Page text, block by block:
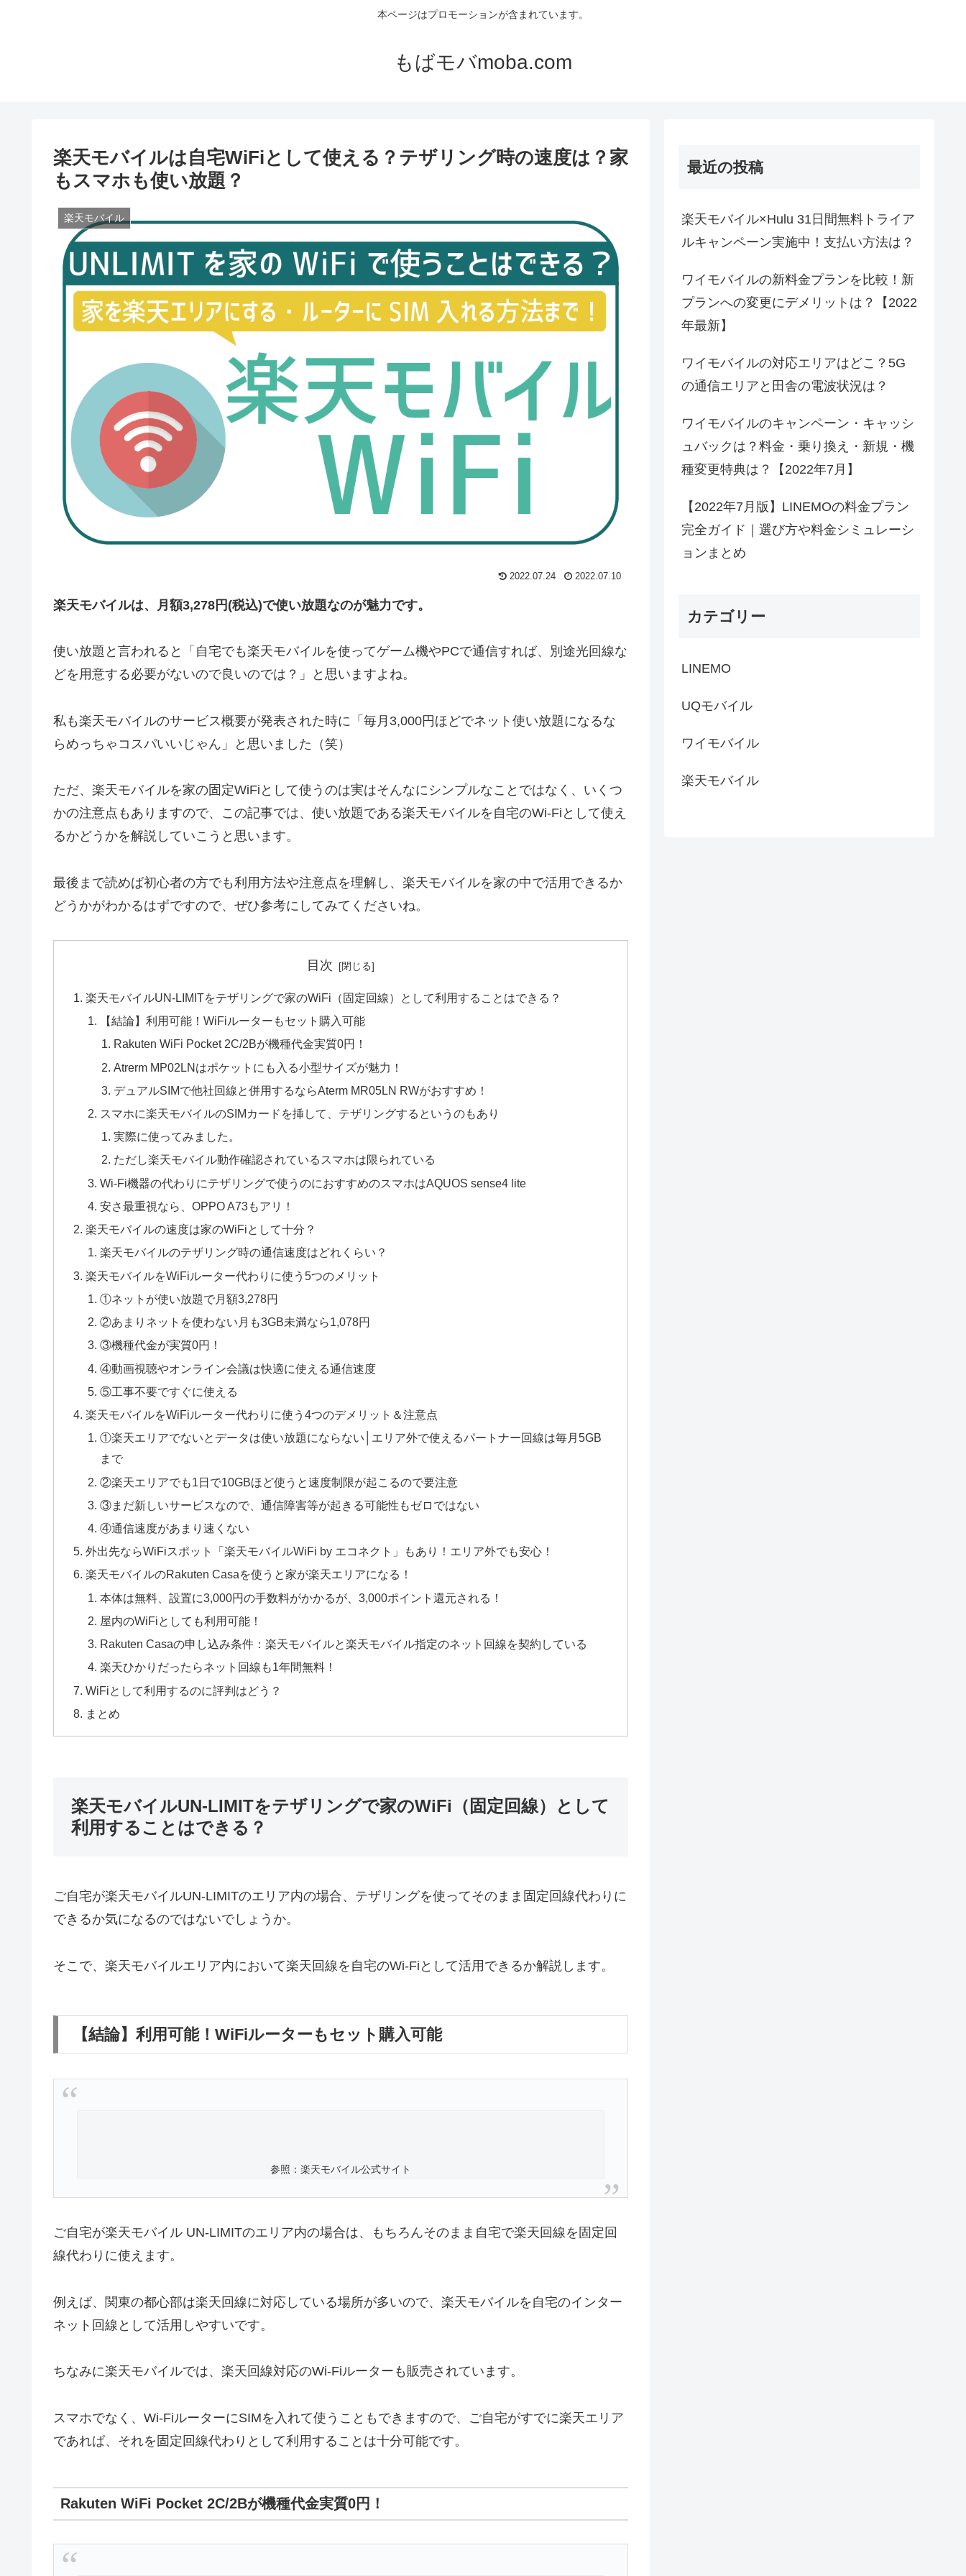
本ページはプロモーションが含まれています。
もばモバmoba.com
楽天モバイルは自宅WiFiとして使える？テザリング時の速度は？家
もスマホも使い放題？
楽天モバイル
2022.07.24 2022.07.10
楽天モバイルは、月額3,278円(税込)で使い放題なのが魅力です。
使い放題と言われると
「自宅でも楽天モバイルを使ってゲーム機やPCで通信すれば、別途光回線な
どを用意する必要がないので良いのでは？」
と思いますよね。
私も楽天モバイルのサービス概要が発表された時に「毎月3,000円ほどでネット使い放題になるな
らめっちゃコスパいいじゃん」と思いました（笑）
ただ、楽天モバイルを家の固定WiFiとして使うのは実はそんなにシンプルなことではなく、いくつ
かの注意点もありますので、この記事では、 使い放題である楽天モバイルを自宅のWi-Fiとして使え
るかどうかを解説していこうと思います。
最後まで読めば初心者の方でも利用方法や注意点を理解し、楽天モバイルを家の中で活用できるか
どうかがわかるはずですので、ぜひ参考にしてみてくださいね。
目次
楽天モバイルUN-LIMITをテザリングで家のWiFi（固定回線）として利用することはできる？
【結論】利用可能！WiFiルーターもセット購入可能
Rakuten WiFi Pocket 2C/2Bが機種代金実質0円！
Atrerm MP02LNはポケットにも入る小型サイズが魅力！
デュアルSIMで他社回線と併用するならAterm MR05LN RWがおすすめ！
スマホに楽天モバイルのSIMカードを挿して、テザリングするというのもあり
実際に使ってみました。
ただし楽天モバイル動作確認されているスマホは限られている
Wi-Fi機器の代わりにテザリングで使うのにおすすめのスマホはAQUOS sense4 lite
安さ最重視なら、OPPO A73もアリ！
楽天モバイルの速度は家のWiFiとして十分？
楽天モバイルのテザリング時の通信速度はどれくらい？
楽天モバイルをWiFiルーター代わりに使う5つのメリット
①ネットが使い放題で月額3,278円
②あまりネットを使わない月も3GB未満なら1,078円
③機種代金が実質0円！
④動画視聴やオンライン会議は快適に使える通信速度
⑤工事不要ですぐに使える
楽天モバイルをWiFiルーター代わりに使う4つのデメリット＆注意点
①楽天エリアでないとデータは使い放題にならない│エリア外で使えるパートナー回線は毎月5GB
まで
②楽天エリアでも1日で10GBほど使うと速度制限が起こるので要注意
③まだ新しいサービスなので、通信障害等が起きる可能性もゼロではない
④通信速度があまり速くない
外出先ならWiFiスポット「楽天モバイルWiFi by エコネクト」もあり！エリア外でも安心！
楽天モバイルのRakuten Casaを使うと家が楽天エリアになる！
本体は無料、設置に3,000円の手数料がかかるが、3,000ポイント還元される！
屋内のWiFiとしても利用可能！
Rakuten Casaの申し込み条件：楽天モバイルと楽天モバイル指定のネット回線を契約している
楽天ひかりだったらネット回線も1年間無料！
WiFiとして利用するのに評判はどう？
まとめ
楽天モバイルUN-LIMITをテザリングで家のWiFi（固定回線）として
利用することはできる？
ご自宅が楽天モバイルUN-LIMITのエリア内の場合、テザリングを使ってそのまま固定回線代わりに
できるか気になるのではないでしょうか。
そこで、 楽天モバイルエリア内において楽天回線を自宅のWi-Fiとして活用できるか解説します。
【結論】利用可能！WiFiルーターもセット購入可能
参照：楽天モバイル公式サイト
ご自宅が楽天モバイル UN-LIMITのエリア内の場合は、もちろんそのまま自宅で楽天回線を固定回
線代わりに使えます。
例えば、関東の都心部は楽天回線に対応している場所が多いので、楽天モバイルを自宅のインター
ネット回線として活用しやすいです。
ちなみに楽天モバイルでは、楽天回線対応のWi-Fiルーターも販売されています。
スマホでなく、Wi-FiルーターにSIMを入れて使うこともできますので、ご自宅がすでに楽天エリア
であれば、それを固定回線代わりとして利用することは十分可能です。
Rakuten WiFi Pocket 2C/2Bが機種代金実質0円！
最近の投稿
楽天モバイル×Hulu 31日間無料トライア
ルキャンペーン実施中！支払い方法は？
ワイモバイルの新料金プランを比較！新
プランへの変更にデメリットは？【2022
年最新】
ワイモバイルの対応エリアはどこ？5G
の通信エリアと田舎の電波状況は？
ワイモバイルのキャンペーン・キャッシ
ュバックは？料金・乗り換え・新規・機
種変更特典は？【2022年7月】
【2022年7月版】LINEMOの料金プラン
完全ガイド｜選び方や料金シミュレーシ
ョンまとめ
カテゴリー
LINEMO
UQモバイル
ワイモバイル
楽天モバイル